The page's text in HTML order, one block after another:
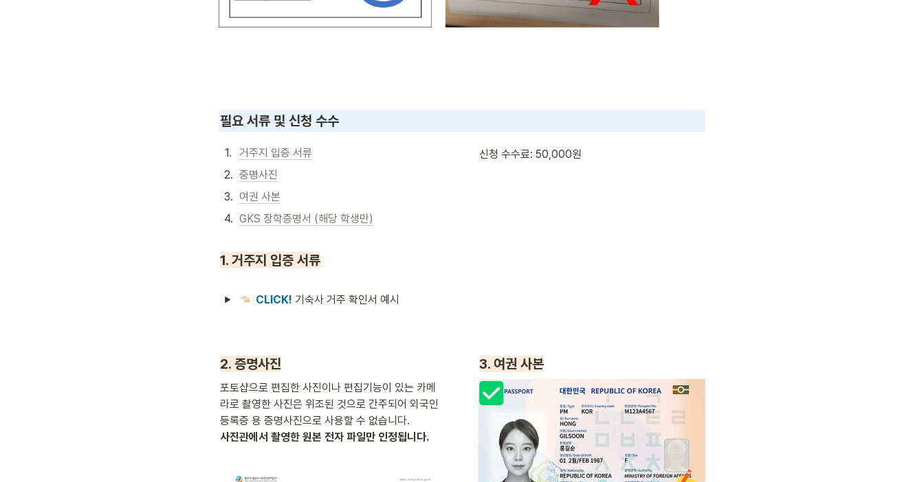
필요 서류 및 신청 수수
1.
거주지 입증 서류
2. 증명사진
3. 여권 사본
4. GKS 장학증명서 (해당 학생만)
신청 수수료: 50,000원
1. 거주지 입증 서류
CLICK! 기숙사 거주 확인서 예시
2. 증명사진
포토샵으로 편집한 사진이나 편집기능이 있는 카메
라로 촬영한 사진은 위조된 것으로 간주되어 외국인
사진관에서 촬영한 원본 전자 파일만 인정됩니다.
3. 여권 사본